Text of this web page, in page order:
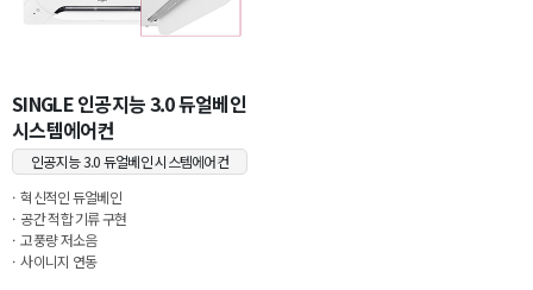
SINGLE 인공지능 3.0 듀얼베인
시스템에어컨
인공지능 3.0 듀얼베인 시스템에어컨
혁신적인 듀얼베인
공간 적합 기류 구현
고풍량 저소음
사이니지 연동